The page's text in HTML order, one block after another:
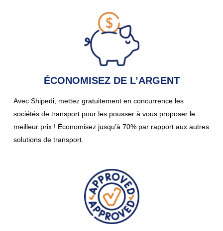
ÉCONOMISEZ DE L’ARGENT
Avec Shipedi, mettez gratuitement en concurrence les
sociétés de transport pour les pousser à vous proposer le
meilleur prix ! Économisez jusqu’à 70% par rapport aux autres
solutions de transport.